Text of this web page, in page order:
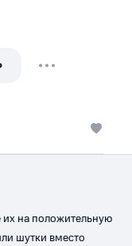
их на положительную
шутки вместо